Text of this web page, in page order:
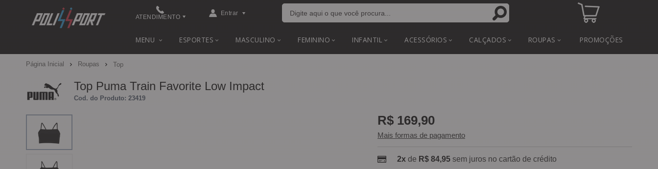
ATENDIMENTO
(48) 3622-0041
(48) 3622-0041
contato@polissport.com.br
Entrar
MENU ESPORTES MASCULINO FEMININO INFANTIL ACESSÓRIOS CALÇADOS ROUPAS PROMOÇÕES
Página Inicial Roupas Top
Top Puma Train Favorite Low Impact
Cod. do Produto: 23419
R$ 169,90
Mais formas de pagamento
2xdeR$ 84,95 sem juros no cartão de crédito